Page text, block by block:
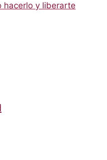
hacerlo y liberarte